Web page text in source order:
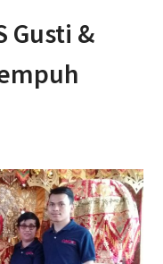
KA Bandara YIA
Gusti &